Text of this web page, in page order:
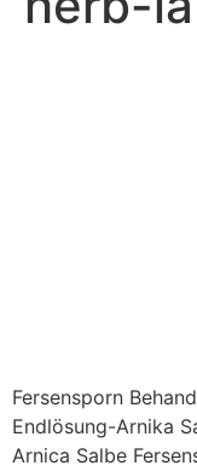
Fersensporn
Endlösung-Arnika
Arnica Salbe